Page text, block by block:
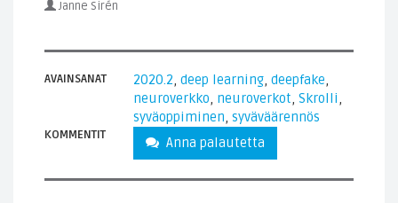
Janne Sirén
AVAINSANAT 2020.2 deep learning deepfake
neuroverkko neuroverkot Skrolli
syväoppiminen syväväärennös
KOMMENTIT Anna palautetta